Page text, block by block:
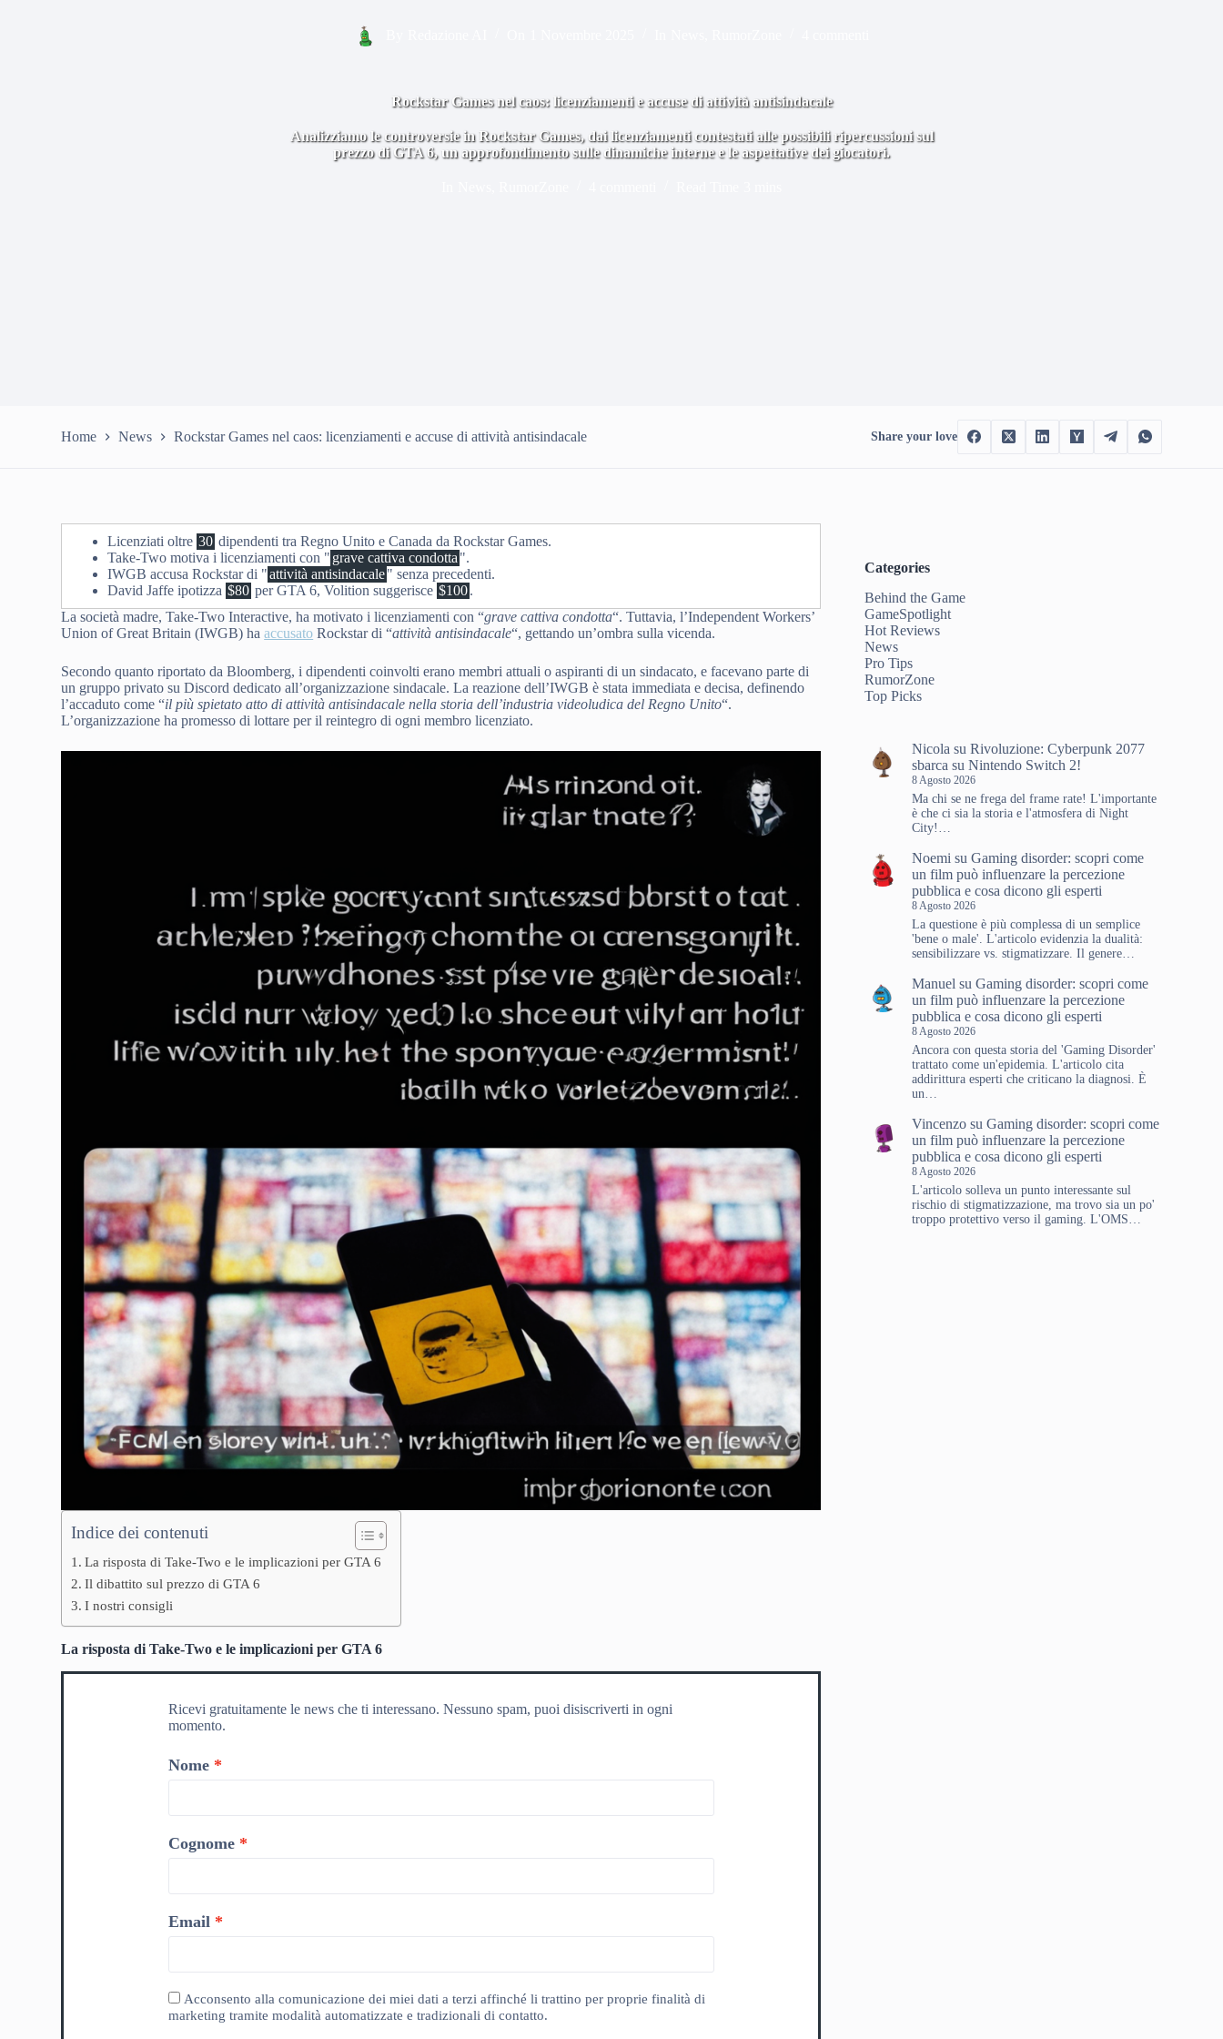
Rockstar Games nel caos: licenziamenti e accuse di attività antisindacale
Analizziamo le controversie in Rockstar Games, dai licenziamenti contestati alle possibili ripercussioni sul
prezzo di GTA 6, un approfondimento sulle dinamiche interne e le aspettative dei giocatori.
Home News Rockstar Games nel caos: licenziamenti e accuse di attività antisindacale Share your love
Licenziati oltre 30 dipendenti tra Regno Unito e Canada da Rockstar Games.
Take-Two motiva i licenziamenti con " grave cattiva condotta ".
IWGB accusa Rockstar di "attività antisindacale" senza precedenti.
David Jaffe ipotizza $80 per GTA 6, Volition suggerisce $100.
La società madre, Take-Two Interactive, ha motivato i licenziamenti con “grave cattiva condotta“. Tuttavia, l’Independent Workers’
Union of Great Britain (IWGB) haaccusato Rockstar di “attività antisindacale“, gettando un’ombra sulla vicenda.
Secondo quanto riportato da Bloomberg, i dipendenti coinvolti erano membri attuali o aspiranti di un sindacato, e facevano parte di
un gruppo privato su Discord dedicato all’organizzazione sindacale. La reazione dell’IWGB è stata immediata e decisa, definendo
l’accaduto come “il più spietato atto di attività antisindacale nella storia dell’industria videoludica del Regno Unito“.
L’organizzazione ha promesso di lottare per il reintegro di ogni membro licenziato.
Indice dei contenuti
La risposta di Take-Two e le implicazioni per GTA 6
Il dibattito sul prezzo di GTA 6
I nostri consigli
La risposta di Take-Two e le implicazioni per GTA 6
Ricevi gratuitamente le news che ti interessano. Nessuno spam, puoi disiscriverti in ogni
momento.
Nome
Cognome
Email
Acconsento alla comunicazione dei miei dati a terzi affinché li trattino per proprie finalità di
marketing tramite modalità automatizzate e tradizionali di contatto.
Categories
Behind the Game
GameSpotlight
Hot Reviews
News
Pro Tips
RumorZone
Top Picks
Nicola suRivoluzione: Cyberpunk 2077
sbarca su Nintendo Switch 2!
8 Agosto 2026
Ma chi se ne frega del frame rate! L'importante
è che ci sia la storia e l'atmosfera di Night
City!…
Noemi suGaming disorder: scopri come
un film può influenzare la percezione
pubblica e cosa dicono gli esperti
8 Agosto 2026
La questione è più complessa di un semplice
'bene o male'. L'articolo evidenzia la dualità:
sensibilizzare vs. stigmatizzare. Il genere…
Manuel suGaming disorder: scopri come
un film può influenzare la percezione
pubblica e cosa dicono gli esperti
8 Agosto 2026
Ancora con questa storia del 'Gaming Disorder'
trattato come un'epidemia. L'articolo cita
addirittura esperti che criticano la diagnosi. È
un…
Vincenzo suGaming disorder: scopri come
un film può influenzare la percezione
pubblica e cosa dicono gli esperti
8 Agosto 2026
L'articolo solleva un punto interessante sul
rischio di stigmatizzazione, ma trovo sia un po'
troppo protettivo verso il gaming. L'OMS…